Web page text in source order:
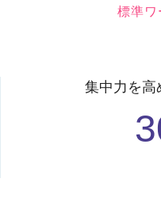
標準ワ
集中力を高